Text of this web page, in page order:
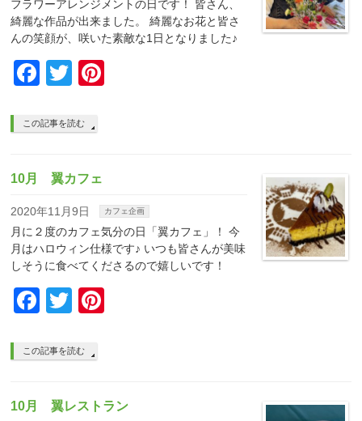
フラワーアレンジメントの日です！ 皆さん、
綺麗な作品が出来ました。 綺麗なお花と皆さ
んの笑顔が、咲いた素敵な1日となりました♪
Facebook
Twitter
この記事を読む
10月 翼カフェ
2020年11月9日 カフェ企画
月に２度のカフェ気分の日「翼カフェ」！ 今
月はハロウィン仕様です♪ いつも皆さんが美味
しそうに食べてくださるので嬉しいです！
Facebook
Twitter
この記事を読む
10月 翼レストラン